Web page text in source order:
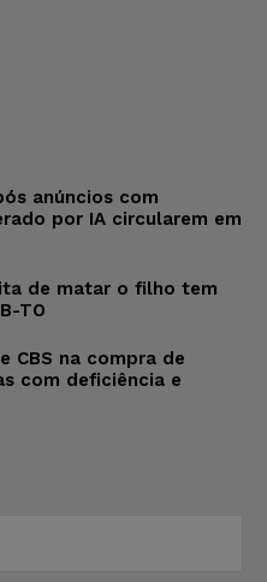
anúncios com
por IA circularem em
de matar o filho tem
TO
CBS na compra de
com deficiência e